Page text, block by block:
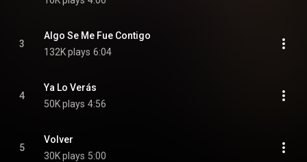
3
Algo Se Me Fue Contigo
132K plays 6:04
4
Ya Lo Verás
50K plays 4:56
5
Volver
30K plays 5:00